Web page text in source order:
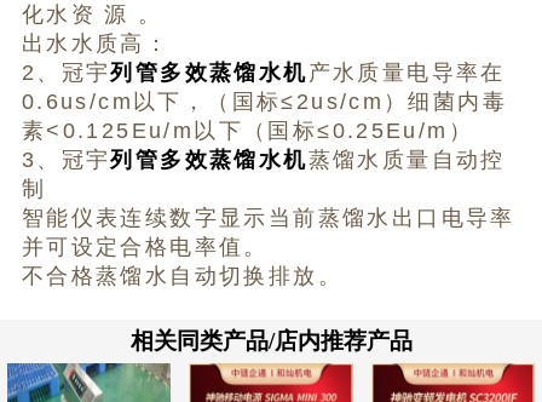
化水资 源 。
出水水质高：
2、冠宇列管多效蒸馏水机产水质量电导率在
0.6us/cm以下，（国标≤2us/cm）细菌内毒
素<0.125Eu/m以下（国标≤0.25Eu/m）
3、冠宇列管多效蒸馏水机蒸馏水质量自动控
制
智能仪表连续数字显示当前蒸馏水出口电导率
并可设定合格电率值。
不合格蒸馏水自动切换排放。
相关同类产品/店内推荐产品